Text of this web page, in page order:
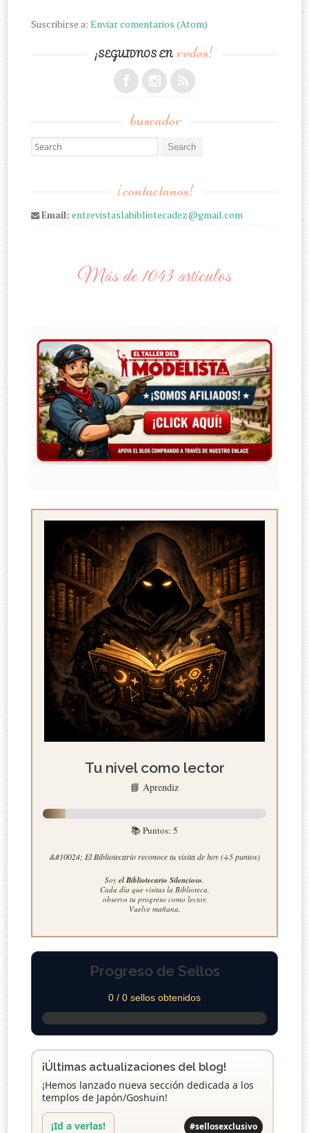
Suscribirse a:Enviar comentarios (Atom)
¡SEGUIDNOS ENredes!
buscador
Search for:
¡contactanos!
Email: entrevistaslabibliotecadez@gmail.com
Más de 1043 artículos
Tu nivel como lector
📘 Aprendiz
📚 Puntos: 5
&#10024; El Bibliotecario reconoce tu visita de hoy (+5 puntos)
Soy el Bibliotecario Silencioso.
Cada día que visitas la Biblioteca,
observo tu progreso como lector.
Vuelve mañana.
Progreso de Sellos
0 / 0 sellos obtenidos
¡Últimas actualizaciones del blog!
¡Hemos lanzado nueva sección dedicada a los
templos de Japón/Goshuin!
¡Id a verlas! #sellosexclusivo